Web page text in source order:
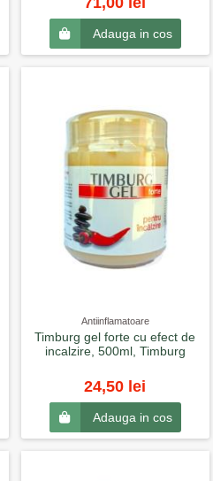
Adauga in cos
Antiinflamatoare
Timburg gel forte cu efect de
incalzire, 500ml, Timburg
24,50 lei
Adauga in cos